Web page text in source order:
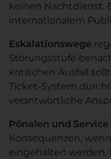
keinen Nachtdienst.
internationalem
Eskalationswege
Störungsstufe
kritischen Ausfall
Ticket-System
verantwortliche
Pönalen und
Konsequenzen,
eingehalten werden.